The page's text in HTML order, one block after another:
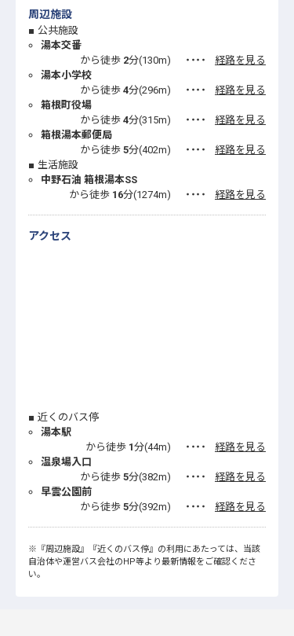
周辺施設
公共施設
湯本交番
から徒歩 2分(130m) ・・・・
経路を見る
湯本小学校
から徒歩 4分(296m) ・・・・
経路を見る
箱根町役場
から徒歩 4分(315m) ・・・・
経路を見る
箱根湯本郵便局
から徒歩 5分(402m) ・・・・
経路を見る
生活施設
中野石油 箱根湯本SS
から徒歩 16分(1274m) ・・・・ 経路を見る
アクセス
近くのバス停
湯本駅
から徒歩 1分(44m) ・・・・
経路を見る
温泉場入口
から徒歩 5分(382m) ・・・・
経路を見る
早雲公園前
から徒歩 5分(392m) ・・・・ 経路を見る
※ 『周辺施設』 『近くのバス停』 の利用にあたっては、当該
自治体や運営バス会社のHP等より最新情報をご確認くださ
い。